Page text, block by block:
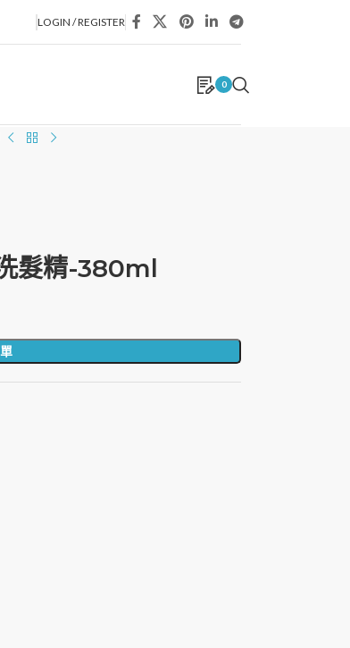
LOGIN / REGISTER
0
髮精-380ml